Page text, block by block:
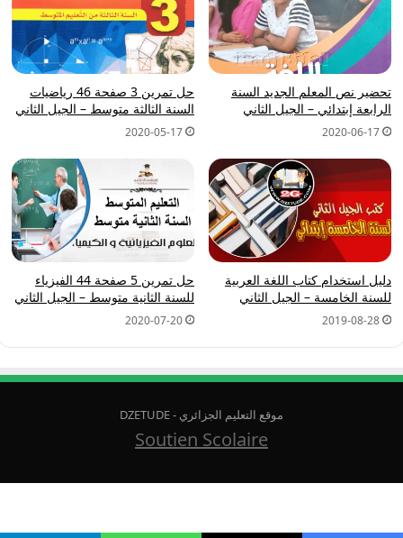
تحضير نص المعلم الجديد السنة
الرابعة إبتدائي – الجيل الثاني
2020-06-17
حل تمرين 3 صفحة 46 رياضيات
السنة الثالثة متوسط – الجيل الثاني
2020-05-17
دليل استخدام كتاب اللغة العربية
للسنة الخامسة – الجيل الثاني
2019-08-28
حل تمرين 5 صفحة 44 الفيزياء
للسنة الثانية متوسط – الجيل الثاني
2020-07-20
موقع التعليم الجزائري - DZETUDE
Soutien Scolaire